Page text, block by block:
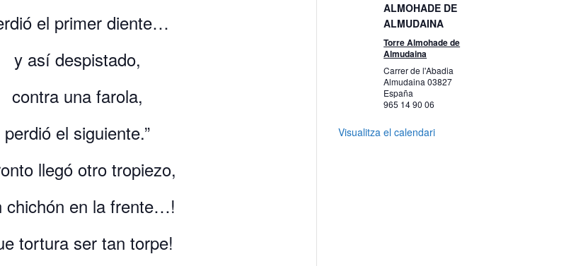
el primer diente…
y así despistado,
contra una farola,
perdió el siguiente.”
llegó otro tropiezo,
chichón en la frente…!
tortura ser tan torpe!
ALMOHADE DE
ALMUDAINA
Torre Almohade de
Almudaina
Carrer de l'Abadia
Almudaina03827
España
965 14 90 06
Visualitza el calendari